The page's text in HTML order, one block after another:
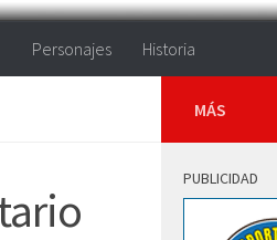
Personajes Historia
MÁS
PUBLICIDAD